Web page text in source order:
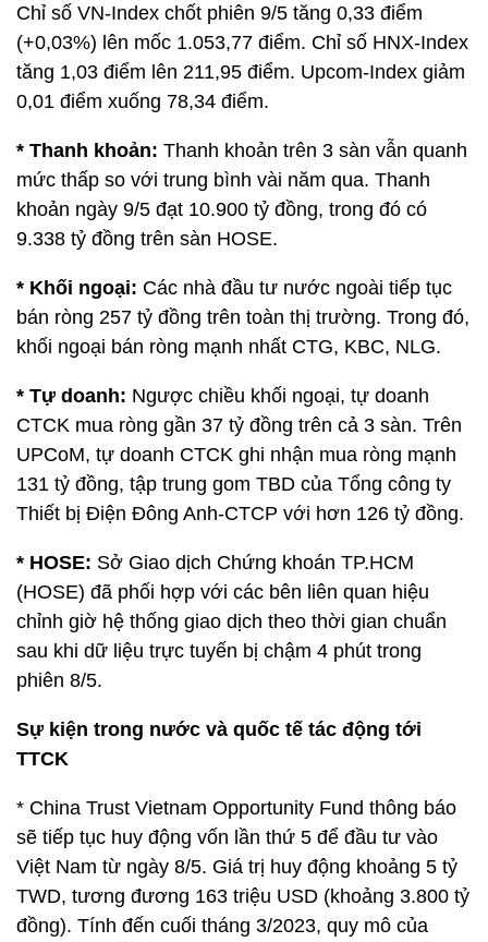
Chỉ số VN-Index chốt phiên 9/5 tăng 0,33 điểm
(+0,03%) lên mốc 1.053,77 điểm. Chỉ số HNX-Index
tăng 1,03 điểm lên 211,95 điểm. Upcom-Index giảm
0,01 điểm xuống 78,34 điểm.
* Thanh khoản: Thanh khoản trên 3 sàn vẫn quanh
mức thấp so với trung bình vài năm qua. Thanh
khoản ngày 9/5 đạt 10.900 tỷ đồng, trong đó có
9.338 tỷ đồng trên sàn HOSE.
* Khối ngoại: Các nhà đầu tư nước ngoài tiếp tục
bán ròng 257 tỷ đồng trên toàn thị trường. Trong đó,
khối ngoại bán ròng mạnh nhất CTG, KBC, NLG.
* Tự doanh: Ngược chiều khối ngoại, tự doanh
CTCK mua ròng gần 37 tỷ đồng trên cả 3 sàn. Trên
UPCoM, tự doanh CTCK ghi nhận mua ròng mạnh
131 tỷ đồng, tập trung gom TBD của Tổng công ty
Thiết bị Điện Đông Anh-CTCP với hơn 126 tỷ đồng.
* HOSE: Sở Giao dịch Chứng khoán TP.HCM
(HOSE) đã phối hợp với các bên liên quan hiệu
chỉnh giờ hệ thống giao dịch theo thời gian chuẩn
sau khi dữ liệu trực tuyến bị chậm 4 phút trong
phiên 8/5.
Sự kiện trong nước và quốc tế tác động tới
TTCK
* China Trust Vietnam Opportunity Fund thông báo
sẽ tiếp tục huy động vốn lần thứ 5 để đầu tư vào
Việt Nam từ ngày 8/5. Giá trị huy động khoảng 5 tỷ
TWD, tương đương 163 triệu USD (khoảng 3.800 tỷ
đồng). Tính đến cuối tháng 3/2023, quy mô của